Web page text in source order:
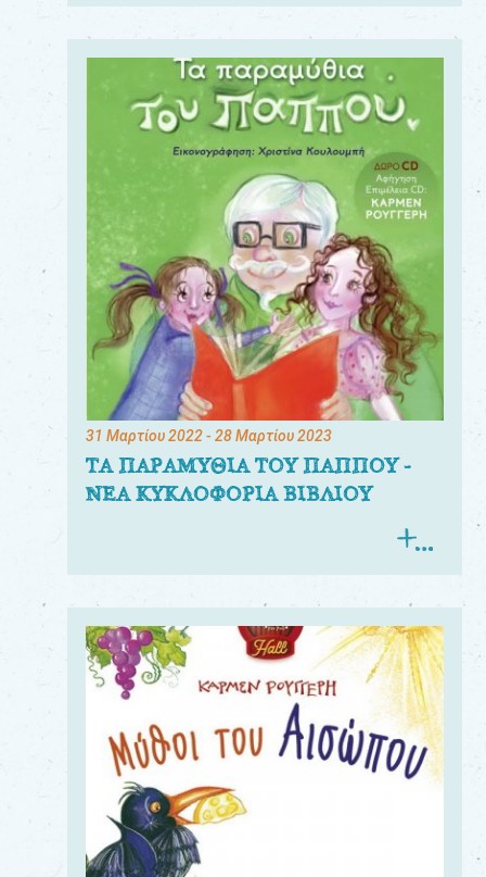
31 Μαρτίου 2022- 28 Μαρτίου 2023
ΤΑ ΠΑΡΑΜΥΘΙΑ ΤΟΥ ΠΑΠΠΟΥ -
ΝΕΑ ΚΥΚΛΟΦΟΡΙΑ ΒΙΒΛΙΟΥ